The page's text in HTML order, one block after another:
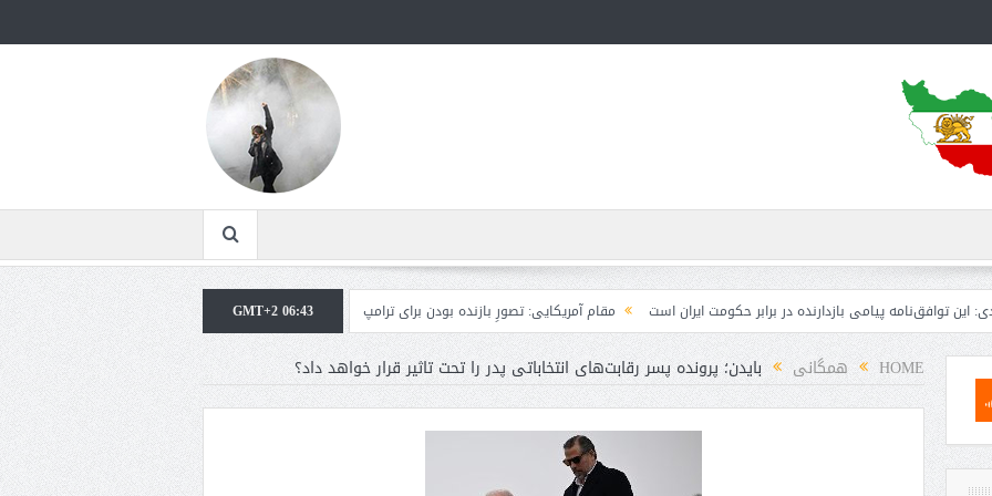
پیامی بازدارنده در برابر حکومت ایران است مقام آمریکایی: تصورِ بازنده بودن برای ترامپ غیرقابل‌تحمل است+فیلم: تحلیل
مقامات آمریکایی: برخی گزارش‌هاGMT+2 06:43
HOME همگانی بایدن؛ پرونده پسر رقابت‌های انتخاباتی پدر را تحت تاثیر قرار خواهد داد؟